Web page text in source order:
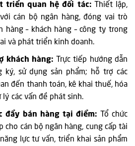
triển quan hệ đối tác: Thiết lập,
cán bộ ngân hàng, đóng vai trò
hàng – khách hàng – công ty trong
và phát triển kinh doanh.
khách hàng: Trực tiếp hướng dẫn
ký, sử dụng sản phẩm; hỗ trợ các
đến thanh toán, kê khai thuế, hóa
các vấn đề phát sinh.
đẩy bán hàng tại điểm: Tổ chức
cho cán bộ ngân hàng, cung cấp tài
lực tư vấn, triển khai sản phẩm